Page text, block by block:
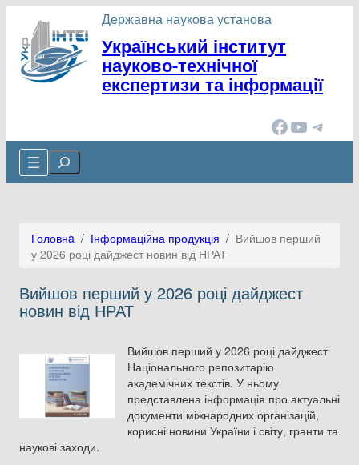
вмісту
Державна наукова установа
Український інститут
науково-технічної
експертизи та інформації
Facebook YouTube Telegram
Cerca
Головнa / Інформаційна продукція / Вийшов перший
у 2026 році дайджест новин від НРАТ
Вийшов перший у 2026 році дайджест
новин від НРАТ
Вийшов перший у 2026 році дайджест
Національного репозитарію
академічних текстів. У ньому
представлена інформація про актуальні
документи міжнародних організацій,
корисні новини України і світу, гранти та
наукові заходи.